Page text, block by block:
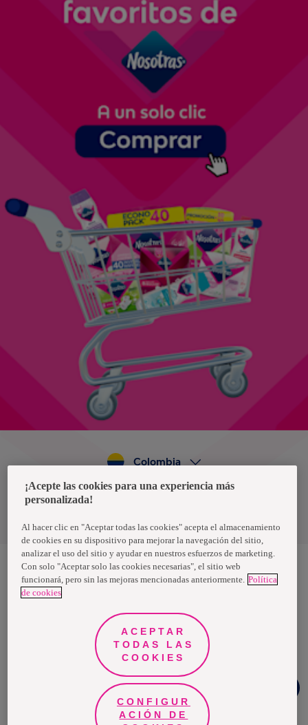
Política de privacidad de datos
Colombia
Nosotras, una marca de Essity - una compañía global líder en
higiene y salud. Cada día, mil millones de personas, en todo el
propósito es romper barreras por el bienestar en beneficio de
consumidores, pacientes, cuidadores, clientes y la sociedad en
general. Vendemos en aproximadamente 150 países bajo las
principales marcas globales TENA y Tork, así como otras marcas
como Actimove, Cutimed, JOBST, Knix, Leukoplast, Libero, Libresse,
Lotus, Modibodi, Nosotras, Saba, Tempo, TOM Organic y Zewa. En
2024, Essity tuvo ventas de aproximadamente 13 mil millones de
euros y empleó a 36,000 personas. La sede de la compañía está
ubicada en Estocolmo, Suecia, y Essity cotiza en Nasdaq Estocolmo.
Más información enwww.essity.com.
¡Acepte las cookies para una experiencia más
personalizada!
Al hacer clic en "Aceptar todas las cookies" acepta el almacenamiento
de cookies en su dispositivo para mejorar la navegación del sitio,
analizar el uso del sitio y ayudar en nuestros esfuerzos de marketing.
Con solo "Aceptar solo las cookies necesarias", el sitio web
funcionará, pero sin las mejoras mencionadas anteriormente. Política
de cookies
ACEPTAR
TODAS LAS
COOKIES
CONFIGUR
ACIÓN DE